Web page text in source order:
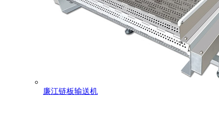
廉江链板输送机